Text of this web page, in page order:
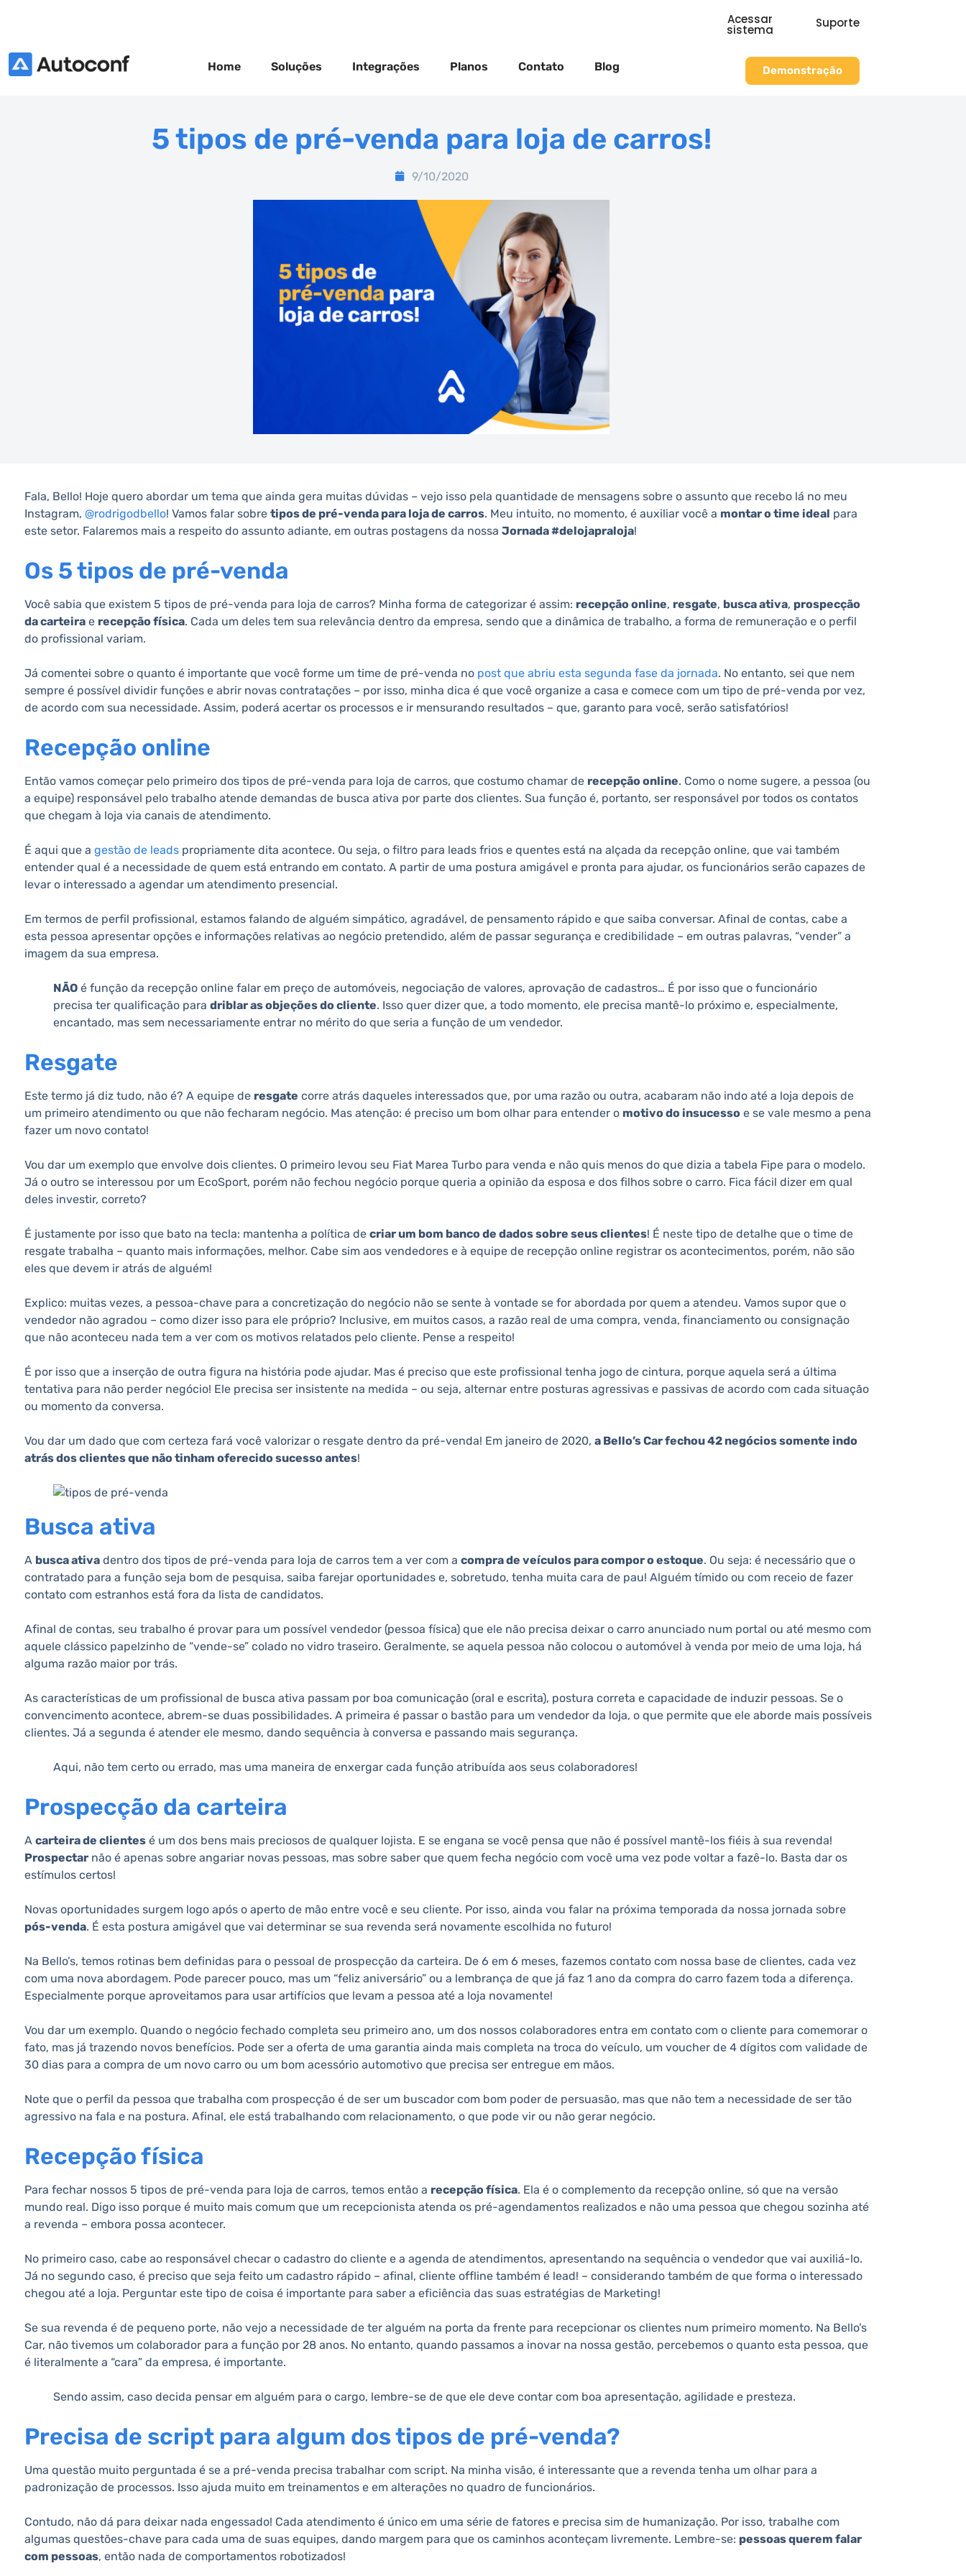
Home Soluções Integrações Planos Contato Blog
Acessar
sistema Suporte
Demonstração
5 tipos de pré-venda para loja de carros!
9/10/2020
Fala, Bello! Hoje quero abordar um tema que ainda gera muitas dúvidas – vejo isso pela quantidade de mensagens sobre o assunto que recebo lá no meu
Instagram, @rodrigodbello! Vamos falar sobre tipos de pré-venda para loja de carros. Meu intuito, no momento, é auxiliar você a montar o time ideal para
este setor. Falaremos mais a respeito do assunto adiante, em outras postagens da nossa Jornada #delojapraloja!
Os 5 tipos de pré-venda
Você sabia que existem 5 tipos de pré-venda para loja de carros? Minha forma de categorizar é assim: recepção online, resgate, busca ativa, prospecção
da carteira e recepção física. Cada um deles tem sua relevância dentro da empresa, sendo que a dinâmica de trabalho, a forma de remuneração e o perfil
do profissional variam.
Já comentei sobre o quanto é importante que você forme um time de pré-venda no post que abriu esta segunda fase da jornada. No entanto, sei que nem
sempre é possível dividir funções e abrir novas contratações – por isso, minha dica é que você organize a casa e comece com um tipo de pré-venda por vez,
de acordo com sua necessidade. Assim, poderá acertar os processos e ir mensurando resultados – que, garanto para você, serão satisfatórios!
Recepção online
Então vamos começar pelo primeiro dos tipos de pré-venda para loja de carros, que costumo chamar de recepção online. Como o nome sugere, a pessoa (ou
a equipe) responsável pelo trabalho atende demandas de busca ativa por parte dos clientes. Sua função é, portanto, ser responsável por todos os contatos
que chegam à loja via canais de atendimento.
É aqui que a gestão de leads propriamente dita acontece. Ou seja, o filtro para leads frios e quentes está na alçada da recepção online, que vai também
entender qual é a necessidade de quem está entrando em contato. A partir de uma postura amigável e pronta para ajudar, os funcionários serão capazes de
levar o interessado a agendar um atendimento presencial.
Em termos de perfil profissional, estamos falando de alguém simpático, agradável, de pensamento rápido e que saiba conversar. Afinal de contas, cabe a
esta pessoa apresentar opções e informações relativas ao negócio pretendido, além de passar segurança e credibilidade – em outras palavras, “vender” a
imagem da sua empresa.
NÃO é função da recepção online falar em preço de automóveis, negociação de valores, aprovação de cadastros… É por isso que o funcionário
precisa ter qualificação para driblar as objeções do cliente. Isso quer dizer que, a todo momento, ele precisa mantê-lo próximo e, especialmente,
encantado, mas sem necessariamente entrar no mérito do que seria a função de um vendedor.
Resgate
Este termo já diz tudo, não é? A equipe de resgate corre atrás daqueles interessados que, por uma razão ou outra, acabaram não indo até a loja depois de
um primeiro atendimento ou que não fecharam negócio. Mas atenção: é preciso um bom olhar para entender o motivo do insucesso e se vale mesmo a pena
fazer um novo contato!
Vou dar um exemplo que envolve dois clientes. O primeiro levou seu Fiat Marea Turbo para venda e não quis menos do que dizia a tabela Fipe para o modelo.
Já o outro se interessou por um EcoSport, porém não fechou negócio porque queria a opinião da esposa e dos filhos sobre o carro. Fica fácil dizer em qual
deles investir, correto?
É justamente por isso que bato na tecla: mantenha a política de criar um bom banco de dados sobre seus clientes! É neste tipo de detalhe que o time de
resgate trabalha – quanto mais informações, melhor. Cabe sim aos vendedores e à equipe de recepção online registrar os acontecimentos, porém, não são
eles que devem ir atrás de alguém!
Explico: muitas vezes, a pessoa-chave para a concretização do negócio não se sente à vontade se for abordada por quem a atendeu. Vamos supor que o
vendedor não agradou – como dizer isso para ele próprio? Inclusive, em muitos casos, a razão real de uma compra, venda, financiamento ou consignação
que não aconteceu nada tem a ver com os motivos relatados pelo cliente. Pense a respeito!
É por isso que a inserção de outra figura na história pode ajudar. Mas é preciso que este profissional tenha jogo de cintura, porque aquela será a última
tentativa para não perder negócio! Ele precisa ser insistente na medida – ou seja, alternar entre posturas agressivas e passivas de acordo com cada situação
ou momento da conversa.
Vou dar um dado que com certeza fará você valorizar o resgate dentro da pré-venda! Em janeiro de 2020, a Bello’s Car fechou 42 negócios somente indo
atrás dos clientes que não tinham oferecido sucesso antes!
Busca ativa
A busca ativa dentro dos tipos de pré-venda para loja de carros tem a ver com a compra de veículos para compor o estoque. Ou seja: é necessário que o
contratado para a função seja bom de pesquisa, saiba farejar oportunidades e, sobretudo, tenha muita cara de pau! Alguém tímido ou com receio de fazer
contato com estranhos está fora da lista de candidatos.
Afinal de contas, seu trabalho é provar para um possível vendedor (pessoa física) que ele não precisa deixar o carro anunciado num portal ou até mesmo com
aquele clássico papelzinho de “vende-se” colado no vidro traseiro. Geralmente, se aquela pessoa não colocou o automóvel à venda por meio de uma loja, há
alguma razão maior por trás.
As características de um profissional de busca ativa passam por boa comunicação (oral e escrita), postura correta e capacidade de induzir pessoas. Se o
convencimento acontece, abrem-se duas possibilidades. A primeira é passar o bastão para um vendedor da loja, o que permite que ele aborde mais possíveis
clientes. Já a segunda é atender ele mesmo, dando sequência à conversa e passando mais segurança.
Aqui, não tem certo ou errado, mas uma maneira de enxergar cada função atribuída aos seus colaboradores!
Prospecção da carteira
A carteira de clientes é um dos bens mais preciosos de qualquer lojista. E se engana se você pensa que não é possível mantê-los fiéis à sua revenda!
Prospectar não é apenas sobre angariar novas pessoas, mas sobre saber que quem fecha negócio com você uma vez pode voltar a fazê-lo. Basta dar os
estímulos certos!
Novas oportunidades surgem logo após o aperto de mão entre você e seu cliente. Por isso, ainda vou falar na próxima temporada da nossa jornada sobre
pós-venda. É esta postura amigável que vai determinar se sua revenda será novamente escolhida no futuro!
Na Bello’s, temos rotinas bem definidas para o pessoal de prospecção da carteira. De 6 em 6 meses, fazemos contato com nossa base de clientes, cada vez
com uma nova abordagem. Pode parecer pouco, mas um “feliz aniversário” ou a lembrança de que já faz 1 ano da compra do carro fazem toda a diferença.
Especialmente porque aproveitamos para usar artifícios que levam a pessoa até a loja novamente!
Vou dar um exemplo. Quando o negócio fechado completa seu primeiro ano, um dos nossos colaboradores entra em contato com o cliente para comemorar o
fato, mas já trazendo novos benefícios. Pode ser a oferta de uma garantia ainda mais completa na troca do veículo, um voucher de 4 dígitos com validade de
30 dias para a compra de um novo carro ou um bom acessório automotivo que precisa ser entregue em mãos.
Note que o perfil da pessoa que trabalha com prospecção é de ser um buscador com bom poder de persuasão, mas que não tem a necessidade de ser tão
agressivo na fala e na postura. Afinal, ele está trabalhando com relacionamento, o que pode vir ou não gerar negócio.
Recepção física
Para fechar nossos 5 tipos de pré-venda para loja de carros, temos então a recepção física. Ela é o complemento da recepção online, só que na versão
mundo real. Digo isso porque é muito mais comum que um recepcionista atenda os pré-agendamentos realizados e não uma pessoa que chegou sozinha até
a revenda – embora possa acontecer.
No primeiro caso, cabe ao responsável checar o cadastro do cliente e a agenda de atendimentos, apresentando na sequência o vendedor que vai auxiliá-lo.
Já no segundo caso, é preciso que seja feito um cadastro rápido – afinal, cliente offline também é lead! – considerando também de que forma o interessado
chegou até a loja. Perguntar este tipo de coisa é importante para saber a eficiência das suas estratégias de Marketing!
Se sua revenda é de pequeno porte, não vejo a necessidade de ter alguém na porta da frente para recepcionar os clientes num primeiro momento. Na Bello’s
Car, não tivemos um colaborador para a função por 28 anos. No entanto, quando passamos a inovar na nossa gestão, percebemos o quanto esta pessoa, que
é literalmente a “cara” da empresa, é importante.
Sendo assim, caso decida pensar em alguém para o cargo, lembre-se de que ele deve contar com boa apresentação, agilidade e presteza.
Precisa de script para algum dos tipos de pré-venda?
Uma questão muito perguntada é se a pré-venda precisa trabalhar com script. Na minha visão, é interessante que a revenda tenha um olhar para a
padronização de processos. Isso ajuda muito em treinamentos e em alterações no quadro de funcionários.
Contudo, não dá para deixar nada engessado! Cada atendimento é único em uma série de fatores e precisa sim de humanização. Por isso, trabalhe com
algumas questões-chave para cada uma de suas equipes, dando margem para que os caminhos aconteçam livremente. Lembre-se: pessoas querem falar
com pessoas, então nada de comportamentos robotizados!